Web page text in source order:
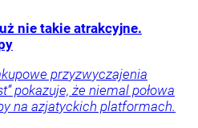
nie takie atrakcyjne.
przyzwyczajenia
pokazuje, że niemal połowa
na azjatyckich platformach.